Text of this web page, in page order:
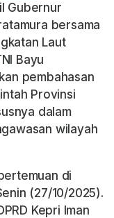
Gubernur
bersama
Laut
Bayu
pembahasan
Provinsi
dalam
wilayah
di
(27/10/2025).
Kepri Iman